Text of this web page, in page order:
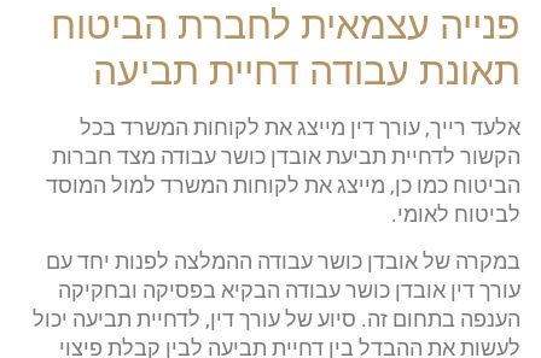
פנייה עצמאית לחברת הביטוח
תאונת עבודה דחיית תביעה
אלעד רייך, עורך דין מייצג את לקוחות המשרד בכל
הקשור לדחיית תביעת אובדן כושר עבודה מצד חברות
הביטוח כמו כן, מייצג את לקוחות המשרד למול המוסד
לביטוח לאומי.
במקרה של אובדן כושר עבודה ההמלצה לפנות יחד עם
עורך דין אובדן כושר עבודה הבקיא בפסיקה ובחקיקה
הענפה בתחום זה. סיוע של עורך דין, לדחיית תביעה יכול
לעשות את ההבדל בין דחיית תביעה לבין קבלת פיצוי